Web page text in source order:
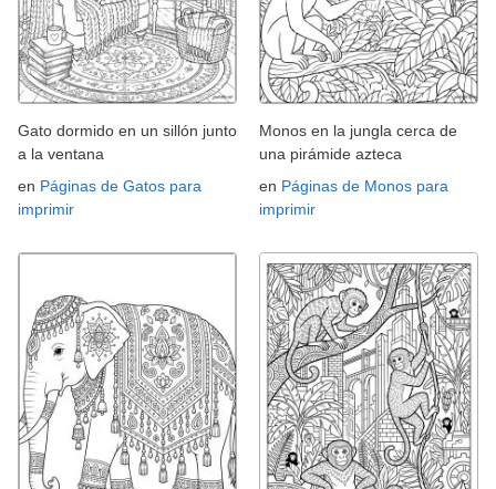
Gato dormido en un sillón junto
a la ventana
en Páginas de Gatos para
imprimir
Monos en la jungla cerca de
una pirámide azteca
en Páginas de Monos para
imprimir